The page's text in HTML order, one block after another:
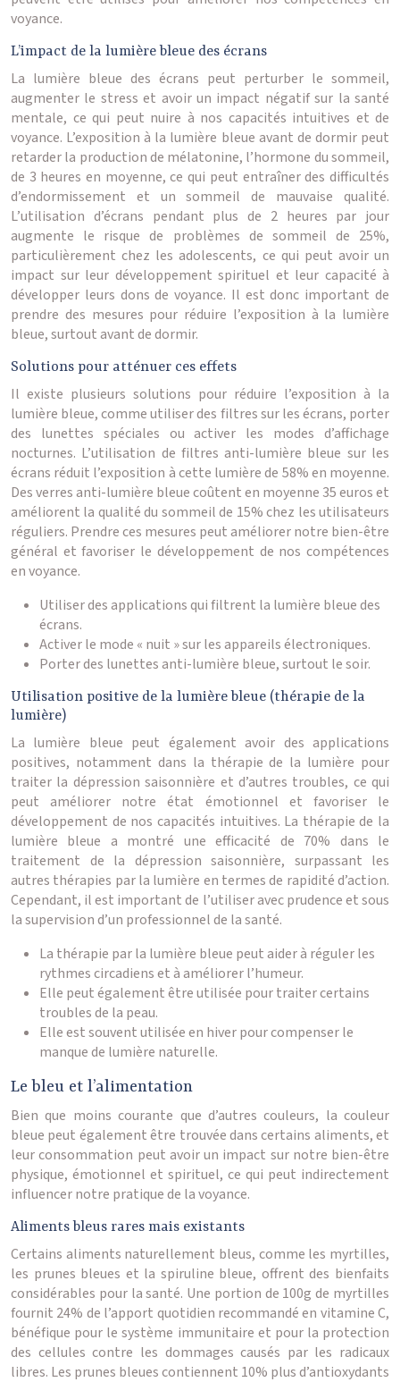
voyance.
L’impact de la lumière bleue des écrans
La lumière bleue des écrans peut perturber le sommeil,
augmenter le stress et avoir un impact négatif sur la santé
mentale, ce qui peut nuire à nos capacités intuitives et de
voyance. L’exposition à la lumière bleue avant de dormir peut
retarder la production de mélatonine, l’hormone du sommeil,
de 3 heures en moyenne, ce qui peut entraîner des difficultés
d’endormissement et un sommeil de mauvaise qualité.
L’utilisation d’écrans pendant plus de 2 heures par jour
augmente le risque de problèmes de sommeil de 25%,
particulièrement chez les adolescents, ce qui peut avoir un
impact sur leur développement spirituel et leur capacité à
développer leurs dons de voyance. Il est donc important de
prendre des mesures pour réduire l’exposition à la lumière
bleue, surtout avant de dormir.
Solutions pour atténuer ces effets
Il existe plusieurs solutions pour réduire l’exposition à la
lumière bleue, comme utiliser des filtres sur les écrans, porter
des lunettes spéciales ou activer les modes d’affichage
nocturnes. L’utilisation de filtres anti-lumière bleue sur les
écrans réduit l’exposition à cette lumière de 58% en moyenne.
Des verres anti-lumière bleue coûtent en moyenne 35 euros et
améliorent la qualité du sommeil de 15% chez les utilisateurs
réguliers. Prendre ces mesures peut améliorer notre bien-être
général et favoriser le développement de nos compétences
en voyance.
Utiliser des applications qui filtrent la lumière bleue des
écrans.
Activer le mode « nuit » sur les appareils électroniques.
Porter des lunettes anti-lumière bleue, surtout le soir.
Utilisation positive de la lumière bleue (thérapie de la
lumière)
La lumière bleue peut également avoir des applications
positives, notamment dans la thérapie de la lumière pour
traiter la dépression saisonnière et d’autres troubles, ce qui
peut améliorer notre état émotionnel et favoriser le
développement de nos capacités intuitives. La thérapie de la
lumière bleue a montré une efficacité de 70% dans le
traitement de la dépression saisonnière, surpassant les
autres thérapies par la lumière en termes de rapidité d’action.
Cependant, il est important de l’utiliser avec prudence et sous
la supervision d’un professionnel de la santé.
La thérapie par la lumière bleue peut aider à réguler les
rythmes circadiens et à améliorer l’humeur.
Elle peut également être utilisée pour traiter certains
troubles de la peau.
Elle est souvent utilisée en hiver pour compenser le
manque de lumière naturelle.
Le bleu et l’alimentation
Bien que moins courante que d’autres couleurs, la couleur
bleue peut également être trouvée dans certains aliments, et
leur consommation peut avoir un impact sur notre bien-être
physique, émotionnel et spirituel, ce qui peut indirectement
influencer notre pratique de la voyance.
Aliments bleus rares mais existants
Certains aliments naturellement bleus, comme les myrtilles,
les prunes bleues et la spiruline bleue, offrent des bienfaits
considérables pour la santé. Une portion de 100g de myrtilles
fournit 24% de l’apport quotidien recommandé en vitamine C,
bénéfique pour le système immunitaire et pour la protection
des cellules contre les dommages causés par les radicaux
libres. Les prunes bleues contiennent 10% plus d’antioxydants